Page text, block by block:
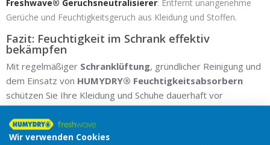
Freshwave® Geruchsneutralisierer: Entfernt unangenehme
Gerüche und Feuchtigkeitsgeruch aus Kleidung und Stoffen.
Fazit: Feuchtigkeit im Schrank effektiv
bekämpfen
Mit regelmäßiger Schranklüftung, gründlicher Reinigung und
dem Einsatz von HUMYDRY® Feuchtigkeitsabsorbern
schützen Sie Ihre Kleidung und Schuhe dauerhaft vor
Schimmel, Milben und muffigen Gerüchen – für ein
angenehmes Raumklima in jedem Schrank.
Wir verwenden Cookies